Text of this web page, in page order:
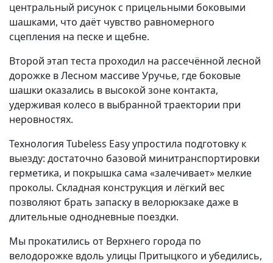
центральный рисунок с прицельными боковыми
шашками, что даёт чувство равномерного
сцепления на песке и щебне.
Второй этап теста проходил на рассечённой лесной
дорожке в Лесном массиве Уручье, где боковые
шашки оказались в высокой зоне контакта,
удерживая колесо в выбранной траектории при
неровностях.
Технология Tubeless Easy упростила подготовку к
выезду: достаточно базовой минитранспортировки
герметика, и покрышка сама «залечивает» мелкие
проколы. Складная конструкция и лёгкий вес
позволяют брать запаску в велорюкзаке даже в
длительные однодневные поездки.
Мы прокатились от Верхнего города по
велодорожке вдоль улицы Притыцкого и убедились,